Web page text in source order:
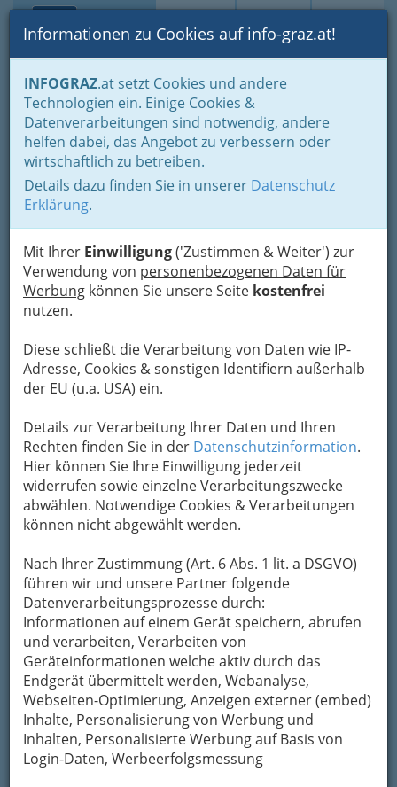
Suche Login Toggle
Informationen zu Cookies auf info-graz.at!
INFOGRAZ.at setzt Cookies und andere
Technologien ein. Einige Cookies &
Datenverarbeitungen sind notwendig, andere
helfen dabei, das Angebot zu verbessern oder
wirtschaftlich zu betreiben.
Details dazu finden Sie in unserer Datenschutz
Erklärung.
Mit Ihrer Einwilligung('Zustimmen & Weiter') zur
Verwendung von personenbezogenen Daten für
Werbung können Sie unsere Seite kostenfrei
nutzen.
Diese schließt die Verarbeitung von Daten wie IP-
Adresse, Cookies & sonstigen Identifiern außerhalb
der EU (u.a. USA) ein.
Details zur Verarbeitung Ihrer Daten und Ihren
Rechten finden Sie in der Datenschutzinformation.
Hier können Sie Ihre Einwilligung jederzeit
widerrufen sowie einzelne Verarbeitungszwecke
abwählen. Notwendige Cookies & Verarbeitungen
können nicht abgewählt werden.
Nach Ihrer Zustimmung (Art. 6 Abs. 1 lit. a DSGVO)
führen wir und unsere Partner folgende
Datenverarbeitungsprozesse durch:
Informationen auf einem Gerät speichern, abrufen
und verarbeiten, Verarbeiten von
Geräteinformationen welche aktiv durch das
Endgerät übermittelt werden, Webanalyse,
Webseiten-Optimierung, Anzeigen externer (embed)
Inhalte, Personalisierung von Werbung und
Inhalten, Personalisierte Werbung auf Basis von
Login-Daten, Werbeerfolgsmessung
Home Branchen
Tourismus & Freizeitwirtschaft
Gastronomie
Diskotheken und Clubs
L R Diskothekenbetriebs-
GRZ GmbH Fledermaus
Triester Straße 391, 8055 Graz-Puntigam
+43 316 295 752
Karte
Adresse mit Google Maps anschauen
Navigation